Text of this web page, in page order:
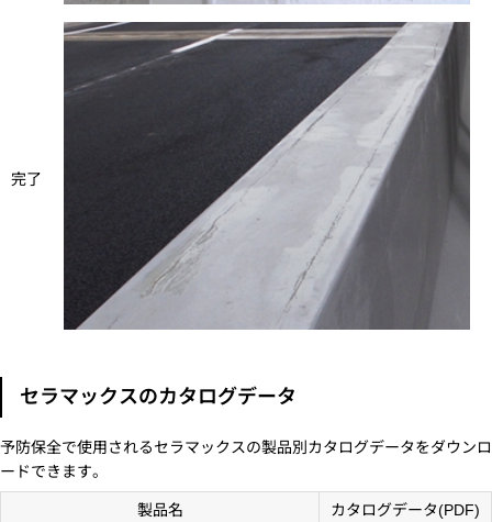
完了
セラマックスのカタログデータ
予防保全で使用されるセラマックスの製品別カタログデータをダウンロ
ードできます。
製品名 カタログデータ(PDF)